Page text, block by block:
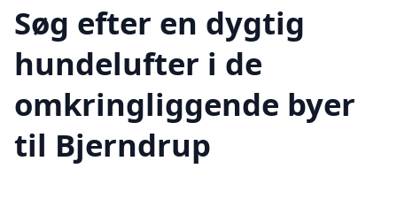
Søg efter en dygtig
hundelufter i de
omkringliggende byer
til Bjerndrup